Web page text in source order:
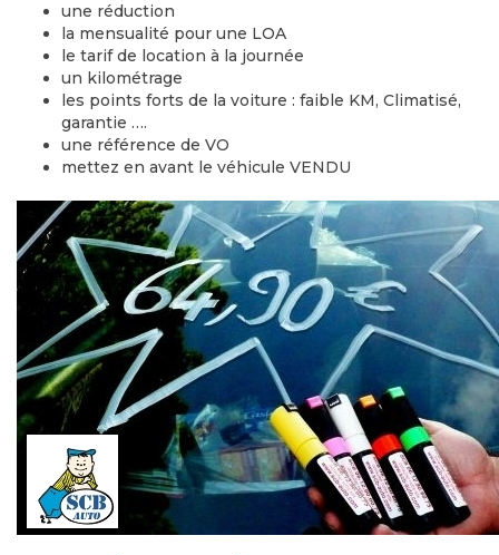
une réduction
la mensualité pour une LOA
le tarif de location à la journée
un kilométrage
les points forts de la voiture : faible KM, Climatisé,
garantie ….
une référence de VO
mettez en avant le véhicule VENDU